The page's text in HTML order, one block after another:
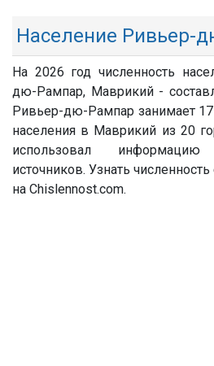
Население Ривьер-
На 2026 год численность
дю-Рампар, Маврикий -
Ривьер-дю-Рампар занимает 17
населения в Маврикий из 20
использовал
источников. Узнать
на Chislennost.com.